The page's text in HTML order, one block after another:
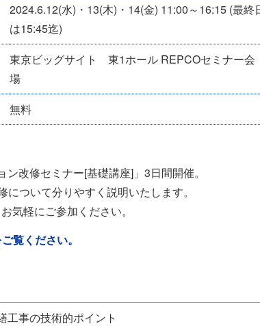
2024.6.12(水)・13(木)・14(金) 11:00～16:15 (最終
は15:45迄)
東京ビッグサイト 東1ホール REPCOセミナー会
場
無料
改修セミナー[基礎講座]」3日間開催。
ついて分りやすく説明いたします。
気軽にご参加ください。
覧ください。
工事の技術的ポイント